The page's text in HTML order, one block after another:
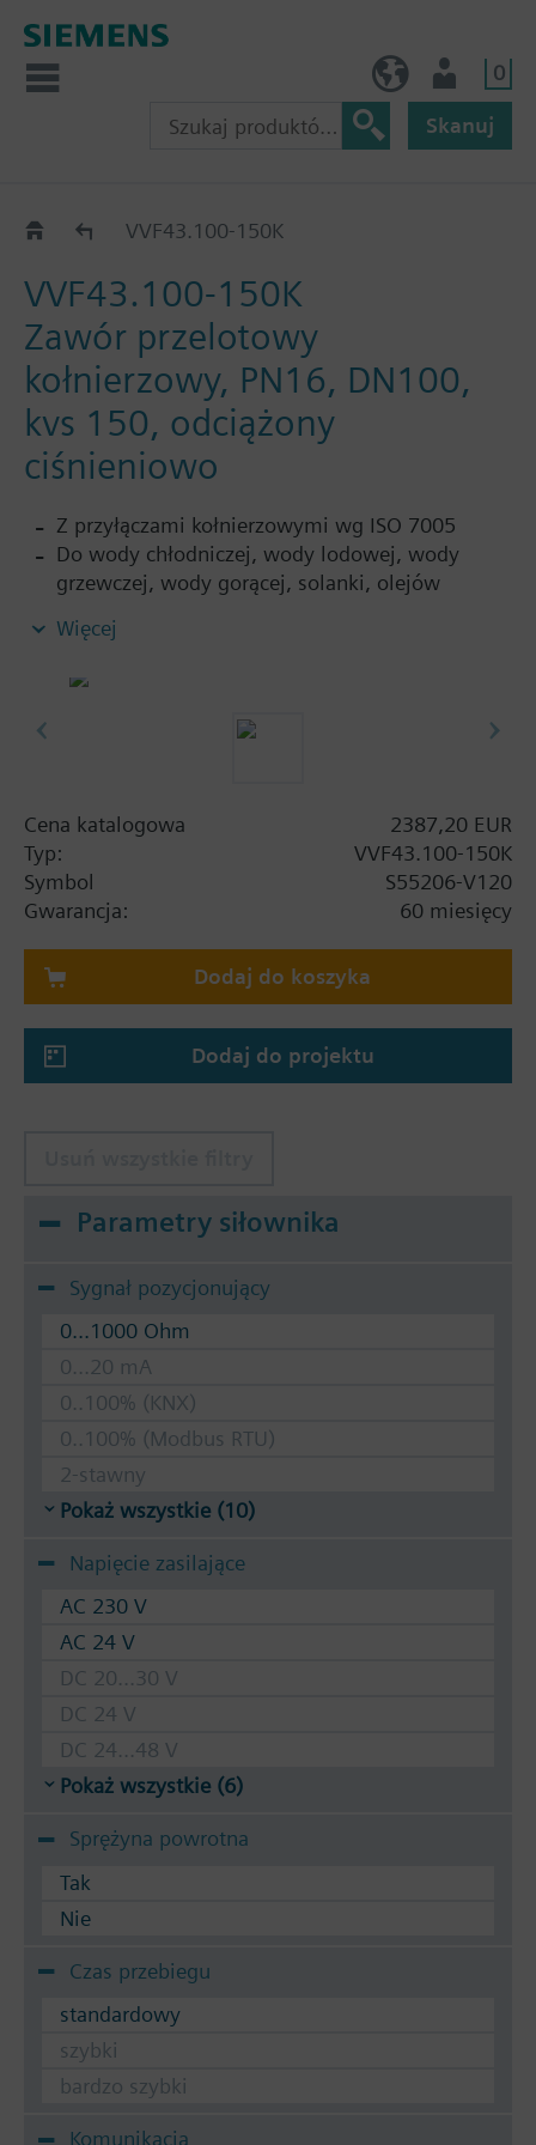
0
Skanuj
VVF43..KVVF43.100-150K
VVF43.100-150K
Zawór przelotowy
kołnierzowy, PN16, DN100,
kvs 150, odciążony
ciśnieniowo
Z przyłączami kołnierzowymi wg ISO 7005
Do wody chłodniczej, wody lodowej, wody
grzewczej, wody gorącej, solanki, olejów
w obiegach otwartych lub zamkniętych
Więcej
Cena katalogowa
2387,20 EUR
Typ:
VVF43.100-150K
Symbol
S55206-V120
Gwarancja:
60 miesięcy
Dodaj do koszyka
Dodaj do projektu
Parametry siłownika
Sygnał pozycjonujący
0...1000 Ohm
0...20 mA
0..100% (KNX)
0..100% (Modbus RTU)
2-stawny
Pokaż wszystkie (10)
Napięcie zasilające
AC 230 V
AC 24 V
DC 20...30 V
DC 24 V
DC 24...48 V
Pokaż wszystkie (6)
Sprężyna powrotna
Tak
Nie
Czas przebiegu
standardowy
szybki
bardzo szybki
Komunikacja